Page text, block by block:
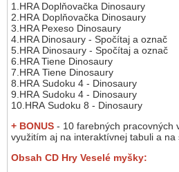
1.HRA Doplňovačka Dinosaury
2.HRA Doplňovačka Dinosaury
3.HRA Pexeso Dinosaury
4.HRA Dinosaury - Spočítaj a označ
5.HRA Dinosaury - Spočítaj a označ
6.HRA Tiene Dinosaury
7.HRA Tiene Dinosaury
8.HRA Sudoku 4 - Dinosaury
9.HRA Sudoku 4 - Dinosaury
10.HRA Sudoku 8 - Dinosaury
+ BONUS - 10 farebných pracovných
využitím aj na interaktívnej tabuli a na
Obsah CD Hry Veselé myšky: